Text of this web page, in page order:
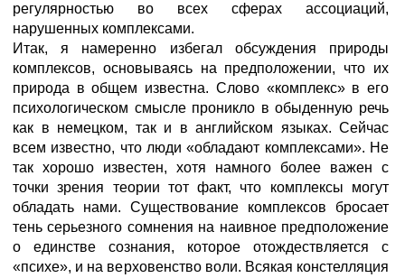
регулярностью во всех сферах ассоциаций,
нарушенных комплексами.
Итак, я намеренно избегал обсуждения природы
комплексов, основываясь на предположении, что их
природа в общем известна. Слово «комплекс» в его
психологическом смысле проникло в обыденную речь
как в немецком, так и в английском языках. Сейчас
всем известно, что люди «обладают комплексами». Не
так хорошо известен, хотя намного более важен с
точки зрения теории тот факт, что комплексы могут
обладать нами. Существование комплексов бросает
тень серьезного сомнения на наивное предположение
о единстве сознания, которое отождествляется с
«психе», и на верховенство воли. Всякая констелляция